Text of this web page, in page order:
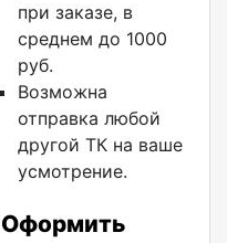
при заказе, в
среднем до 1000
руб.
Возможна
отправка любой
другой ТК на ваше
усмотрение.
Оформить